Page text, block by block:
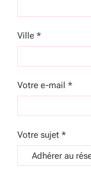
Ville *
Votre e-mail *
Votre sujet *